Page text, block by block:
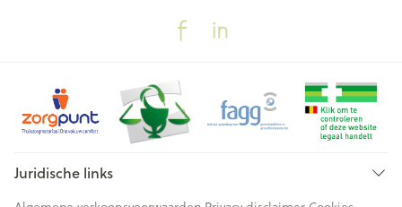
Juridische links